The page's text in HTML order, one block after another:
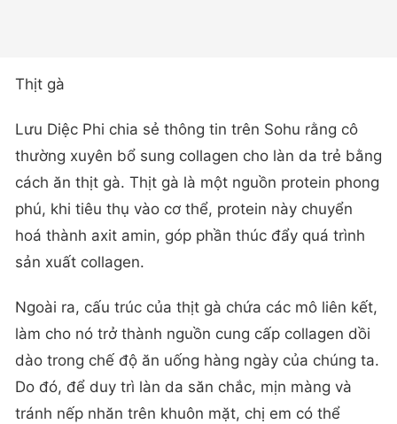
Thịt gà
Lưu Diệc Phi chia sẻ thông tin trên Sohu rằng cô
thường xuyên bổ sung collagen cho làn da trẻ bằng
cách ăn thịt gà. Thịt gà là một nguồn protein phong
phú, khi tiêu thụ vào cơ thể, protein này chuyển
hoá thành axit amin, góp phần thúc đẩy quá trình
sản xuất collagen.
Ngoài ra, cấu trúc của thịt gà chứa các mô liên kết,
làm cho nó trở thành nguồn cung cấp collagen dồi
dào trong chế độ ăn uống hàng ngày của chúng ta.
Do đó, để duy trì làn da săn chắc, mịn màng và
tránh nếp nhăn trên khuôn mặt, chị em có thể